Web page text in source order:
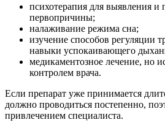
психотерапия для выявления и
первопричины;
налаживание режима сна;
изучение способов регуляции
навыки успокаивающего
медикаментозное лечение, но
контролем врача.
Если препарат уже принимается
должно проводиться постепенно,
привлечением специалиста.